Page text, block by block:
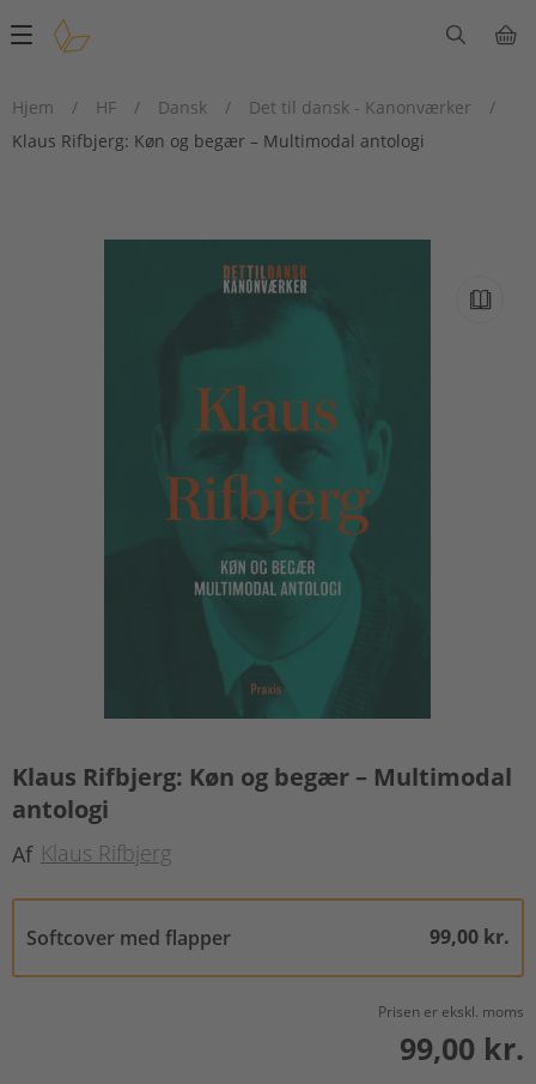
Main
Hjem
/ HF / Dansk / Det til dansk - Kanonværker
/
Klaus Rifbjerg: Køn og begær – Multimodal antologi
Klaus Rifbjerg: Køn og begær – Multimodal
antologi
Af Klaus Rifbjerg
Softcover med flapper 99,00 kr.
Prisen er ekskl. moms
99,00 kr.